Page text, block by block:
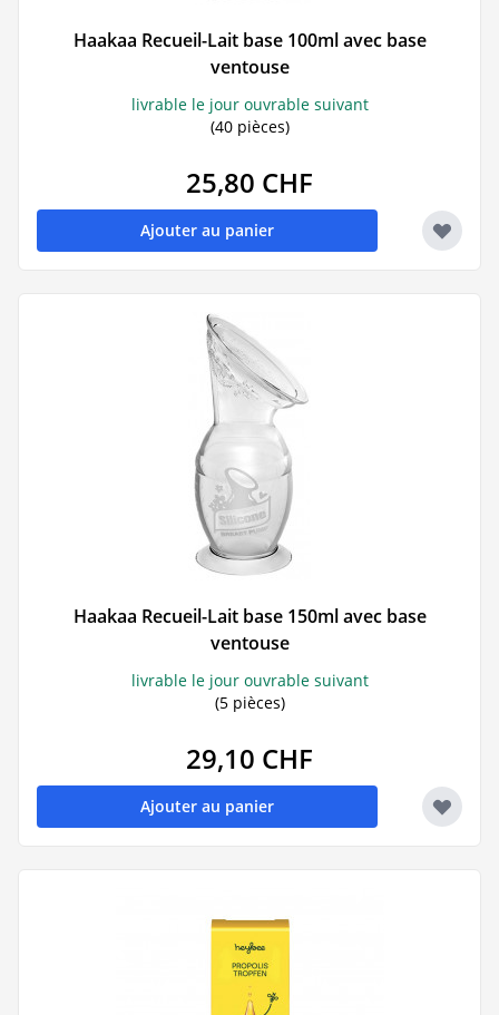
Haakaa Recueil-Lait base 100ml avec base
ventouse
livrable le jour ouvrable suivant
(40 pièces)
25,80 CHF
Ajouter au panier
Haakaa Recueil-Lait base 150ml avec base
ventouse
livrable le jour ouvrable suivant
(5 pièces)
29,10 CHF
Ajouter au panier